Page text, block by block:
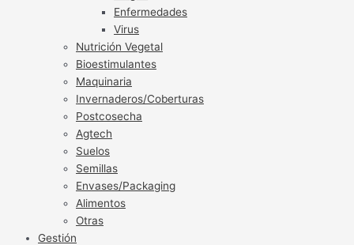
Enfermedades
Virus
Nutrición Vegetal
Bioestimulantes
Maquinaria
Invernaderos/Coberturas
Postcosecha
Agtech
Suelos
Semillas
Envases/Packaging
Alimentos
Otras
Gestión